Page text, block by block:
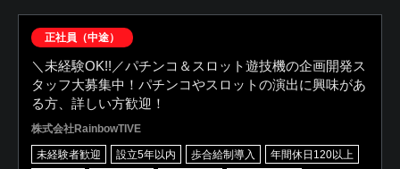
正社員（中途）
＼未経験OK!!／パチンコ＆スロット遊技機の企画開発ス
タッフ大募集中！パチンコやスロットの演出に興味があ
る方、詳しい方歓迎！
株式会社RainbowTIVE
未経験者歓迎 設立5年以内 歩合給制導入
年間休日120以上